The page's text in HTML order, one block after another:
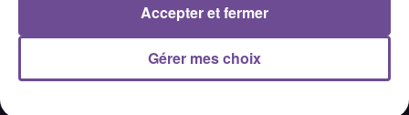
Gérer mes choix
Accepter et fermer